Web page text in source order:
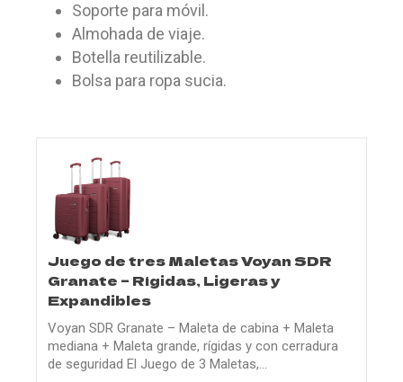
Soporte para móvil.
Almohada de viaje.
Botella reutilizable.
Bolsa para ropa sucia.
Juego de tres Maletas Voyan SDR
Granate – Rígidas, Ligeras y
Expandibles
Voyan SDR Granate – Maleta de cabina + Maleta
mediana + Maleta grande, rígidas y con cerradura
de seguridad El Juego de 3 Maletas,…